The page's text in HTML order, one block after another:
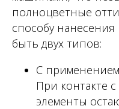
полноцветные
способу
быть двух типов:
С
При контакте
элементы